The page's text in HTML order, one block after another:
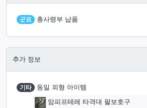
군표 총사령부 납품
추가 정보
기타
동일 외형 아이템
암피프테레 타격대 팔보호구